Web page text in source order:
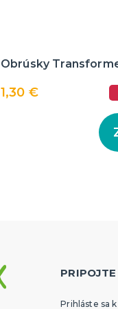
Obrúsky
1,30 €
Prihláste sa